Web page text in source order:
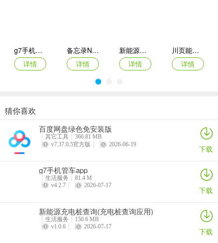
一个超棒的家政服务平台，这里汇集了保洁、钟点工、育婴师等各类
服务人员，能满足您各种家政需求。
您可以根据自身需求自由选择服务内容、时间和价格，定制专属的家
选。要是有问题或不满意，随时联系客服解决就行。
它功能超强大，全方位家政服务，轻松解决家庭各种难题。不管是日
常清洁，还是照顾孩子老人都能找到合适服务并随时预约。注重用户
体验，会按您需求偏好推荐合适服务和人员。支付方便，多种支付方
从家务中解脱，专注重要之事吧！
g7手机管车app
详情
备忘录Note(多功能记事APP)
详情
新能源充电桩查询(充电桩查询应用)
详情
川页能源(电池管理应用)
详情
每日走路计步(运动健康记录)
详情
灵犀魔戒(运动睡眠管家)
详情
思特云联(视频监控应用)
倒计时DayMarter最新手机版
猜你喜欢
百度网盘绿色免安装版
其它工具
366.81 MB
v7.37.0.5官方版
2026-06-19 下载
g7手机管车app
生活服务
81.4 M
v4.2.7
2026-07-17 下载
新能源充电桩查询(充电桩查询应用)
生活服务
150.6 MB
v1.0.6
2026-07-17 下载